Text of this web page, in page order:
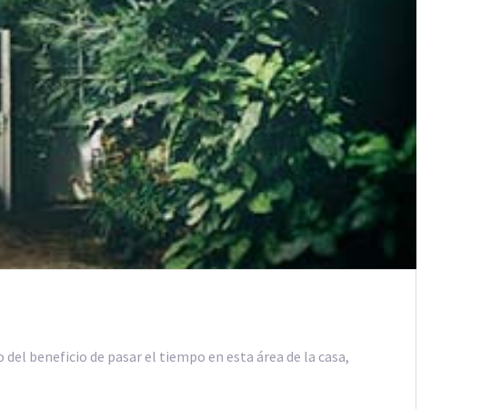
del beneficio de pasar el tiempo en esta área de la casa,